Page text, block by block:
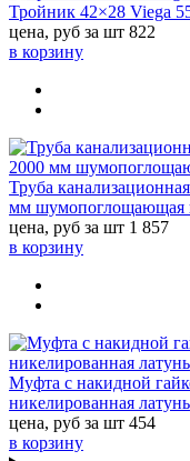
Тройник 42×28 Viega
цена, руб за шт 822
в корзину
Труба
мм шумопоглощающая
цена, руб за шт 1 857
в корзину
Муфта с накидной
никелированная латунь
цена, руб за шт 454
в корзину